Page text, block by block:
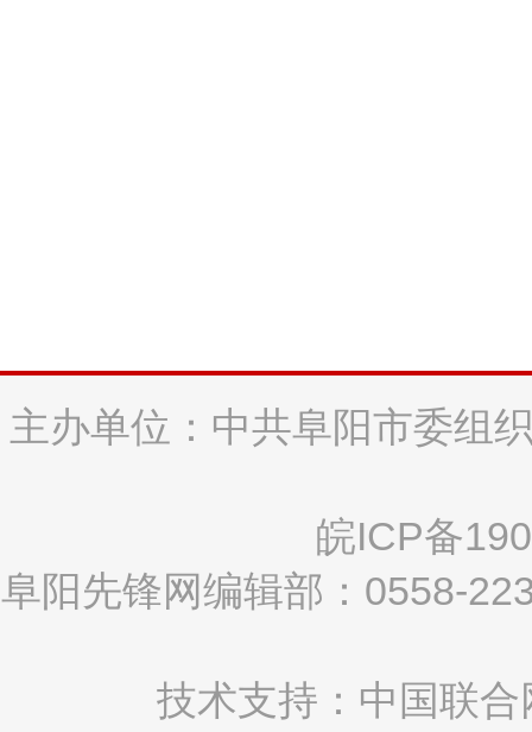
主办单位：中共阜阳市委组
皖ICP备
阜阳先锋网编辑部：0558-
技术支持：中国联